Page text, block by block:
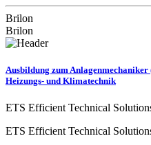
Brilon
Brilon
Ausbildung zum
Heizungs- und Klimatechnik
ETS Efficient Technical
ETS Efficient Technical